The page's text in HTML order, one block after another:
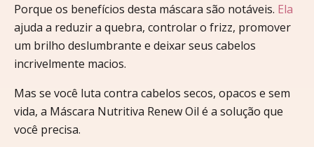
Porque os benefícios desta máscara são notáveis. Ela
ajuda a reduzir a quebra, controlar o frizz, promover
um brilho deslumbrante e deixar seus cabelos
incrivelmente macios.
Mas se você luta contra cabelos secos, opacos e sem
vida, a Máscara Nutritiva Renew Oil é a solução que
você precisa.